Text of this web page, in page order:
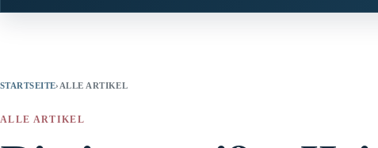
STARTSEITE› ALLE ARTIKEL
ALLE ARTIKEL